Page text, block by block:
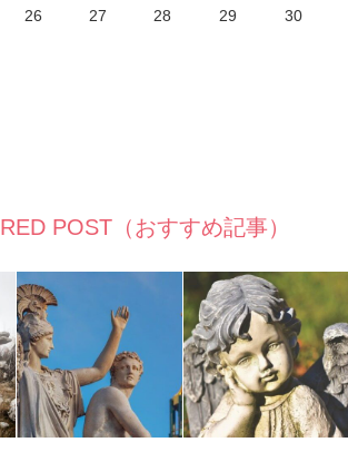
26 27 28 29 30
POST（おすすめ記事）